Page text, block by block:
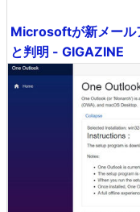
Microsoftが新メール
と判明 - GIGAZINE